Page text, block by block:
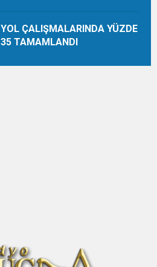
YOL ÇALIŞMALARINDA YÜZDE
35 TAMAMLANDI